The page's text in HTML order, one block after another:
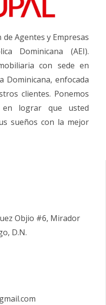
Agentes y Empresas
Dominicana (AEI).
con sede en
Dominicana, enfocada
clientes. Ponemos
lograr que usted
sueños con la mejor
Objio #6, Mirador
D.N.